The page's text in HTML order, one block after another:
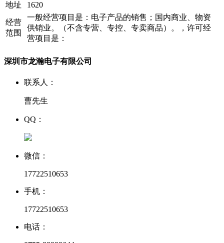
地址
1620
经营
范围
一般经营项目是：电子产品的销售；国内商业、物资
供销业。（不含专营、专控、专卖商品）。，许可经
营项目是：
深圳市龙瀚电子有限公司
联系人：
曹先生
QQ：
微信：
17722510653
手机：
17722510653
电话：